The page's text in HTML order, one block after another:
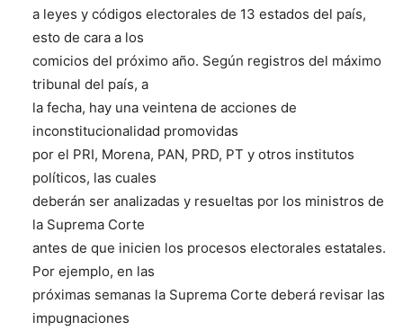
a leyes y códigos electorales de 13 estados del país,
esto de cara a los
comicios del próximo año. Según registros del máximo
tribunal del país, a
la fecha, hay una veintena de acciones de
inconstitucionalidad promovidas
por el PRI, Morena, PAN, PRD, PT y otros institutos
políticos, las cuales
deberán ser analizadas y resueltas por los ministros de
la Suprema Corte
antes de que inicien los procesos electorales estatales.
Por ejemplo, en las
próximas semanas la Suprema Corte deberá revisar las
impugnaciones